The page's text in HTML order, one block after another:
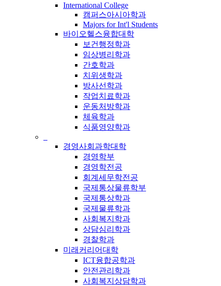
International College
캠퍼스아시아학과
Majors for Int'l Students
바이오헬스융합대학
보건행정학과
임상병리학과
간호학과
치위생학과
방사선학과
작업치료학과
운동처방학과
체육학과
식품영양학과
경영사회과학대학
경영학부
경영학전공
회계세무학전공
국제통상물류학부
국제통상학과
국제물류학과
사회복지학과
상담심리학과
경찰학과
미래커리어대학
ICT융합공학과
안전관리학과
사회복지상담학과